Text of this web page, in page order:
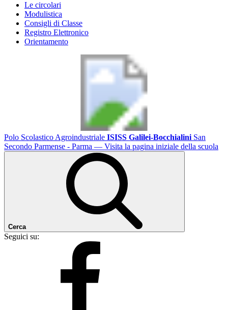
Le circolari
Modulistica
Consigli di Classe
Registro Elettronico
Orientamento
Polo Scolastico Agroindustriale ISISS Galilei-Bocchialini San
Secondo Parmense - Parma — Visita la pagina iniziale della scuola
Cerca
Seguici su: